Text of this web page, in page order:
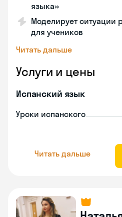
языка»
Моделирует ситуации
для учеников
Читать дальше
Услуги и цены
Испанский язык
Уроки испанского
Читать дальше